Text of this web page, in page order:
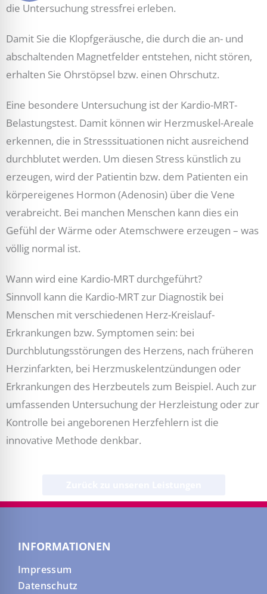
die Untersuchung stressfrei erleben.
Damit Sie die Klopfgeräusche, die durch die an- und
abschaltenden Magnetfelder entstehen, nicht stören,
erhalten Sie Ohrstöpsel bzw. einen Ohrschutz.
Eine besondere Untersuchung ist der Kardio-MRT-
Belastungstest. Damit können wir Herzmuskel-Areale
erkennen, die in Stresssituationen nicht ausreichend
durchblutet werden. Um diesen Stress künstlich zu
erzeugen, wird der Patientin bzw. dem Patienten ein
körpereigenes Hormon (Adenosin) über die Vene
verabreicht. Bei manchen Menschen kann dies ein
Gefühl der Wärme oder Atemschwere erzeugen – was
völlig normal ist.
Wann wird eine Kardio-MRT durchgeführt?
Sinnvoll kann die Kardio-MRT zur Diagnostik bei
Menschen mit verschiedenen Herz-Kreislauf-
Erkrankungen bzw. Symptomen sein: bei
Durchblutungsstörungen des Herzens, nach früheren
Herzinfarkten, bei Herzmuskelentzündungen oder
Erkrankungen des Herzbeutels zum Beispiel. Auch zur
umfassenden Untersuchung der Herzleistung oder zur
Kontrolle bei angeborenen Herzfehlern ist die
innovative Methode denkbar.
INFORMATIONEN
Impressum
Datenschutz